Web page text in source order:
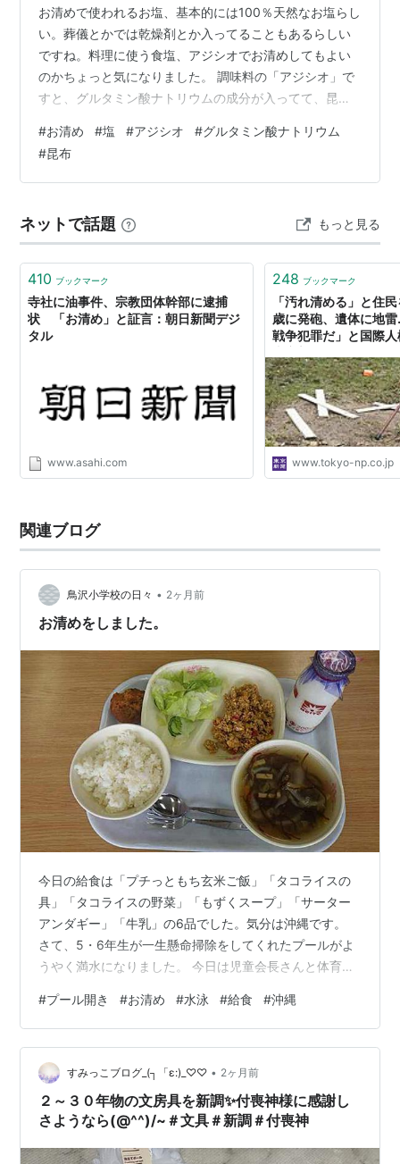
お清めで使われるお塩、基本的には100％天然なお塩らし
い。葬儀とかでは乾燥剤とか入ってることもあるらしい
ですね。料理に使う食塩、アジシオでお清めしてもよい
のかちょっと気になりました。 調味料の「アジシオ」で
すと、グルタミン酸ナトリウムの成分が入ってて、昆布
べてみたら、やっぱりあんまりよくないみたいで。た
だ、塩がなくてアジシオでお清めしたというお話もあっ
て。本人が気にするかしないかな感じでしょうか。 リン
#お清め #塩 #アジシオ #グルタミン酸ナトリウム
#昆布
ネットで話題 もっと見る
410 ブックマーク
寺社に油事件、宗教団体幹部に逮捕
状 「お清め」と証言：朝日新聞デジ
タル
www.asahi.com
248 ブックマーク
「汚れ清める」と住
歳に発砲、遺体に地
戦争犯罪だ」と国際
www.tokyo-np.co.jp
関連ブログ
鳥沢小学校の日々 • 2ヶ月前
お清めをしました。
今日の給食は「プチっともち玄米ご飯」「タコライスの
具」「タコライスの野菜」「もずくスープ」「サーター
アンダギー」「牛乳」の6品でした。気分は沖縄です。
さて、5・6年生が一生懸命掃除をしてくれたプールがよ
うやく満水になりました。 今日は児童会長さんと体育主
た。 お米と塩、そしてお酒をプールの四隅に供え、今シ
ーズンの無事故を祈りました。 これでプール開きも終了
し、気温や水温などの条件の良い日は水泳の授業を行う
ことができます。今年も安全を第一に考え、子どもたち
の泳ぐ力を伸ばしていきたいと思います。 保護者の皆様
には、子どもたちの健康管理やプールカ…
#プール開き #お清め #水泳 #給食 #沖縄
すみっこブログ_(┐「ε:)_♡♡ • 2ヶ月前
２～３０年物の文房具を新調✨付喪神様に感謝し
さようなら(@^^)/~＃文具＃新調＃付喪神